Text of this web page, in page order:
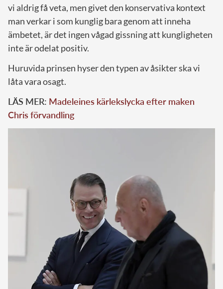
vi aldrig få veta, men givet den konservativa kontext
man verkar i som kunglig bara genom att inneha
ämbetet, är det ingen vågad gissning att kungligheten
inte är odelat positiv.
Huruvida prinsen hyser den typen av åsikter ska vi
låta vara osagt.
LÄS MER: Madeleines kärlekslycka efter maken
Chris förvandling